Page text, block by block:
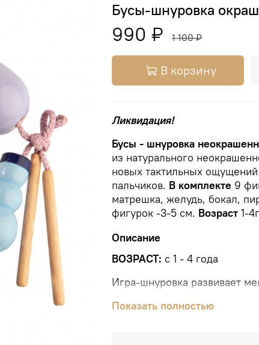
Бусы-шнуровка
990 ₽ 1 100 ₽
В корзину
Ликвидация!
Бусы - шнуровка
из натурального
новых тактильных
пальчиков. В комплекте 9
матрешка, желудь, бокал,
фигурок -3-5 см. Возраст 1-
Описание
ВОЗРАСТ: с 1 - 4 года
Игра-шнуровка развивает
неокрашенного (либо
Показать полностью